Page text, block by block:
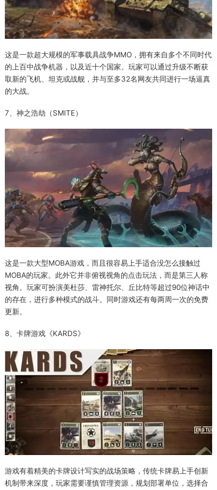
这是一款超大规模的军事载具战争MMO，拥有来自多个不同时代
的上百中战争机器，以及近十个国家。玩家可以通过升级不断获
取新的飞机、坦克或战舰，并与至多32名网友共同进行一场逼真
的大战。
7、神之浩劫（SMITE）
这是一款大型MOBA游戏，而且很容易上手适合没怎么接触过
MOBA的玩家。此外它并非俯视视角的点击玩法，而是第三人称
视角。玩家可扮演美杜莎、雷神托尔、丘比特等超过90位神话中
的存在，进行多种模式的战斗。同时游戏还有每两周一次的免费
更新。
8、卡牌游戏《KARDS》
游戏有着精美的卡牌设计写实的战场策略，传统卡牌易上手创新
机制带来深度，玩家需要谨慎管理资源，规划部署单位，选择合